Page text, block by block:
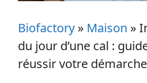
Biofactory » Maison »
du jour d’une cal :
réussir votre démarche